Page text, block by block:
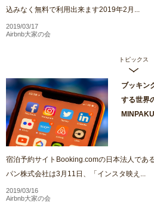
込みなく無料で利用出来ます2019年2月...
2019/03/17
Airbnb大家の会
トピックス
ブッキン
する世界
宿泊予約サイトBooking.comの日本法人であ
パン株式会社は3月11日、「インスタ映え...
2019/03/16
Airbnb大家の会